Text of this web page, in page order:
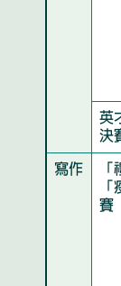
英
決
寫作
賽